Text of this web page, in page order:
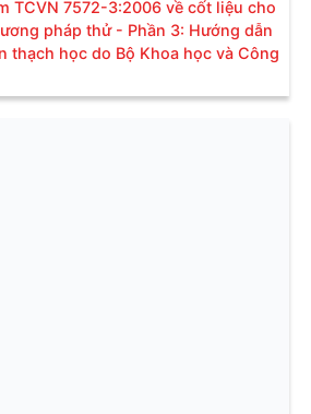
TCVN 7572-3:2006 về cốt liệu cho
pháp thử - Phần 3: Hướng dẫn
thạch học do Bộ Khoa học và Công